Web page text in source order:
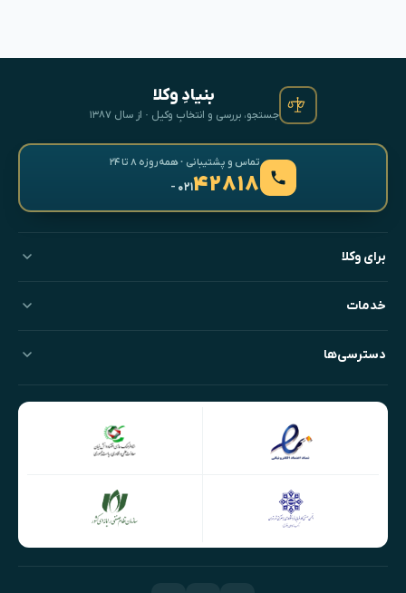
بنیادِ وکلا
جستجو، بررسی و انتخابِ وکیل · از سال ۱۳۸۷
تماس و پشتیبانی · همه‌روزه ۸ تا ۲۴
۴۲۸۱۸- ۰۲۱
برای وکلا
خدمات
دسترسی‌ها